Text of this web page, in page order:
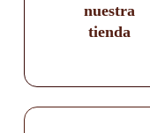
nuestra
tienda